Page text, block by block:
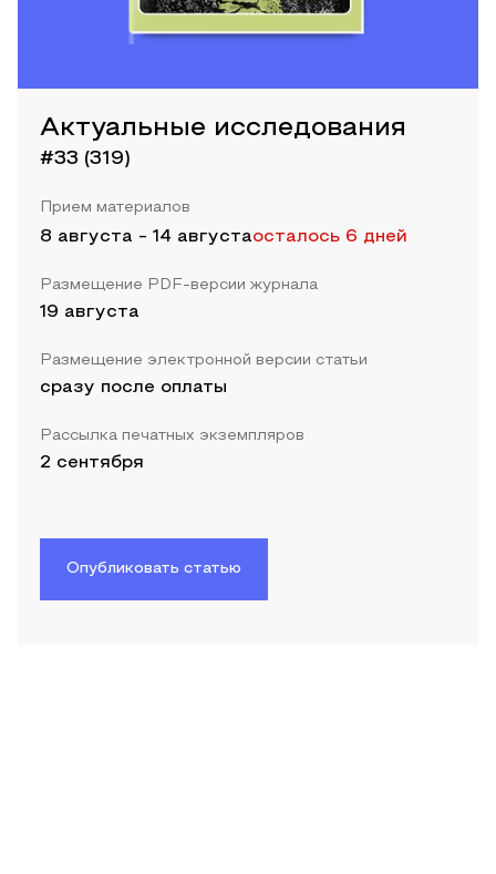
Актуальные исследования
#33 (319)
Прием материалов
8 августа - 14 августаосталось 6 дней
Размещение PDF-версии журнала
19 августа
Размещение электронной версии статьи
сразу после оплаты
Рассылка печатных экземпляров
2 сентября
Опубликовать статью